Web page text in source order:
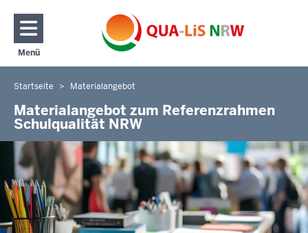
Direkt zum Inhalt
Menü
Navigation aktivieren/deaktivieren: Hauptmenü
Sie
befinden
sich
hier
Startseite Materialangebot
Materialangebot zum Referenzrahmen
Schulqualität NRW